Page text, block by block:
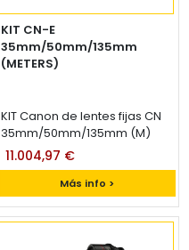
KIT CN-E
35mm/50mm/135mm
(METERS)
KIT Canon de lentes fijas CN
35mm/50mm/135mm (M)
Más info >
11.004,97 €